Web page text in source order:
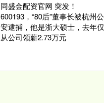
同盛金配资官网 突发！
600193，“80后”董事长被杭州公
安逮捕，他是浙大硕士，去年仅
从公司领薪2.73万元